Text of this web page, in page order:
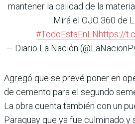
mantener la calidad de la
Mirá el OJO 360 de
#TodoEstaEnLNhttps://
— Diario La Nación
Agregó que se prevé poner en
de cemento para el segundo
La obra cuenta también con un
Paraguay que ya fue culminado y